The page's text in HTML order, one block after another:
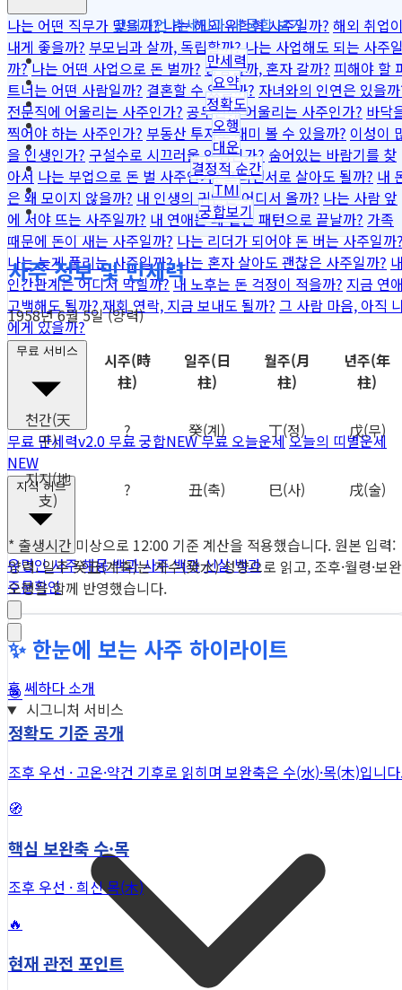
나는 어떤 직무가 맞을까?나는 해외 유학형 사주일까? 해외 취업
내게 좋을까? 부모님과 살까, 독립할까?나는 사업해도 되는 사주
까? 나는 어떤 사업으로 돈 벌까? 동업할까, 혼자 갈까? 피해야 할
트너는 어떤 사람일까? 결혼할 수 있을까? 자녀와의 인연은 있을
전문직에 어울리는 사주인가? 공무원에 어울리는 사주인가? 바닥
찍어야 하는 사주인가? 부동산 투자로 재미 볼 수 있을까? 이성이
을 인생인가? 구설수로 시끄러울 인생인가? 숨어있는 바람기를 찾
아서 나는 부업으로 돈 벌 사주인가?프리랜서로 살아도 될까? 내
은 왜 모이지 않을까? 내 인생의 귀인은 어디서 올까? 나는 사람 앞
에 서야 뜨는 사주일까? 내 연애는 왜 같은 패턴으로 끝날까? 가족
때문에 돈이 새는 사주일까?나는 리더가 되어야 돈 버는 사주일까
나는 늦게 풀리는 사주일까?나는 혼자 살아도 괜찮은 사주일까?
인간관계는 어디서 막힐까?내 노후는 돈 걱정이 적을까? 지금 연
고백해도 될까? 재회 연락, 지금 보내도 될까? 그 사람 마음, 아직
에게 있을까?
무료 서비스
무료 만세력v2.0 무료 궁합NEW무료 오늘운세 오늘의 띠별운세
NEW
지식 허브
유명인 사주해몽 백과사주 백과신살 백과
주문확인
홈 쎄하다 소개
시그니처 서비스
코미디언 박세민과 내 궁합 보기
만세력
요약
정확도
오행
대운
결정적 순간
TMI
궁합보기
사주 정보 및 만세력
1958년 6월 5일 (양력)
시주(時
柱)
일주(日
柱)
월주(月
柱)
년주(年
柱)
천간(天
干)
? 癸(계) 丁(정) 戊(무)
지지(地
支)
? 丑(축) 巳(사) 戌(술)
* 출생시간 미상으로 12:00 기준 계산을 적용했습니다. 원본 입력:
양력. 일주 癸丑(계축)는 계수(癸水) 성향으로 읽고, 조후·월령·보완
오행을 함께 반영했습니다.
✨ 한눈에 보는 사주 하이라이트
🎯
정확도 기준 공개
조후 우선 · 고온·약건 기후로 읽히며 보완축은 수(水)·목(木)입니
🧭
핵심 보완축 수·목
조후 우선 · 희신 목(木)
🔥
현재 관전 포인트